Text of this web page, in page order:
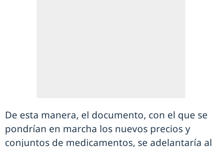
De esta manera, el documento, con el que se
pondrían en marcha los nuevos precios y
conjuntos de medicamentos, se adelantaría al